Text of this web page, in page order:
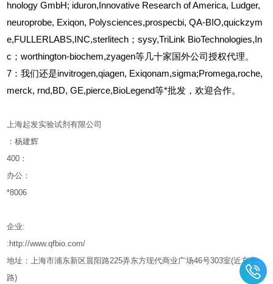
hnology GmbH; iduron,Innovative Research of America, Ludger,
neuroprobe, Exiqon, Polysciences,prospecbi, QA-BIO,quickzym
e,FULLERLABS,INC,sterlitech；sysy,TriLink BioTechnologies,In
c；worthington-biochem,zyagen等几十家国外公司授权代理。
7：我们还是invitrogen,qiagen, Exiqonam,sigma;Promega,roche,
merck, rnd,BD, GE,pierce,BioLegend等*批发，欢迎合作。
上海起发实验试剂有限公司
：杨建辉
400 ：
办公：
*8006
企业:
:http://www.qfbio.com/
地址：上海市浦东新区晨阳路225弄东方现代商业广场46号303室(近东亭
路)